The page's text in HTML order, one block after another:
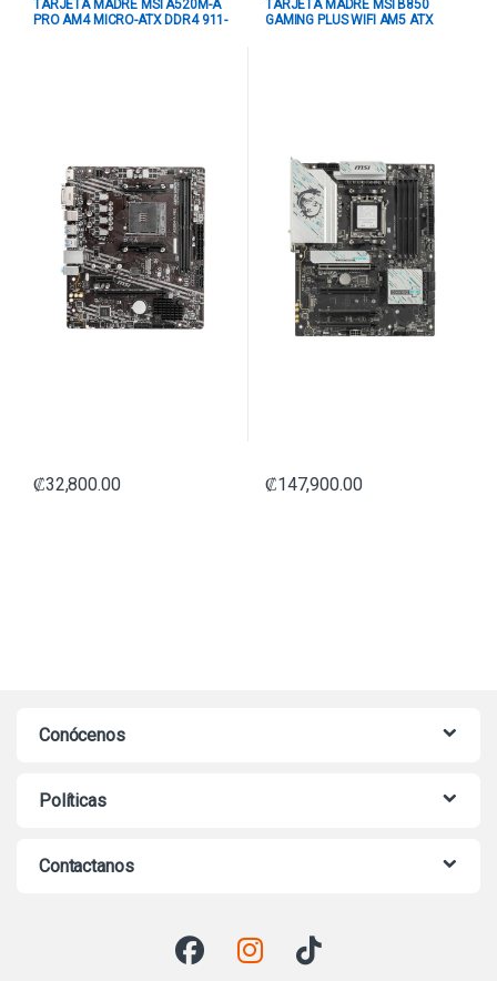
TARJETA MADRE MSI A520M-A
PRO AM4 MICRO-ATX DDR4 911-
₡32,800.00
TARJETA MADRE MSI B850
GAMING PLUS WIFI AM5 ATX
₡147,900.00
Conócenos
Políticas
Contactanos